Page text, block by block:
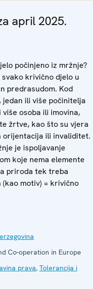
april 2025.
počinjeno iz mržnje?
krivično djelo u
predrasudom. Kod
ili više počinitelja
osoba ili imovina,
žrtve, kao što su vjera
orijentacija ili invaliditet.
je ispoljavanje
koje nema elemente
priroda tek treba
motiv) = krivično
Co-operation in Europe
prava, Tolerancija i